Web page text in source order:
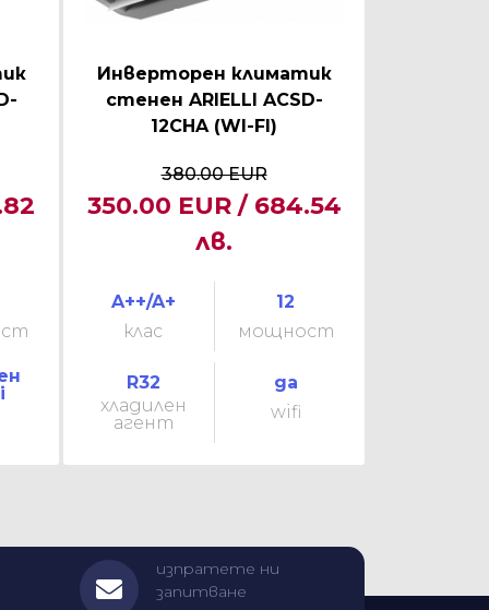
Инверторен климатик
стенен ARIELLI ACSD-
12CHA (WI-FI)
380.00 EUR
350.00 EUR / 684.54
лв.
A++/A+
клас
12
мощност
R32
хладилен
агент
да
wifi
изпратете ни
запитване